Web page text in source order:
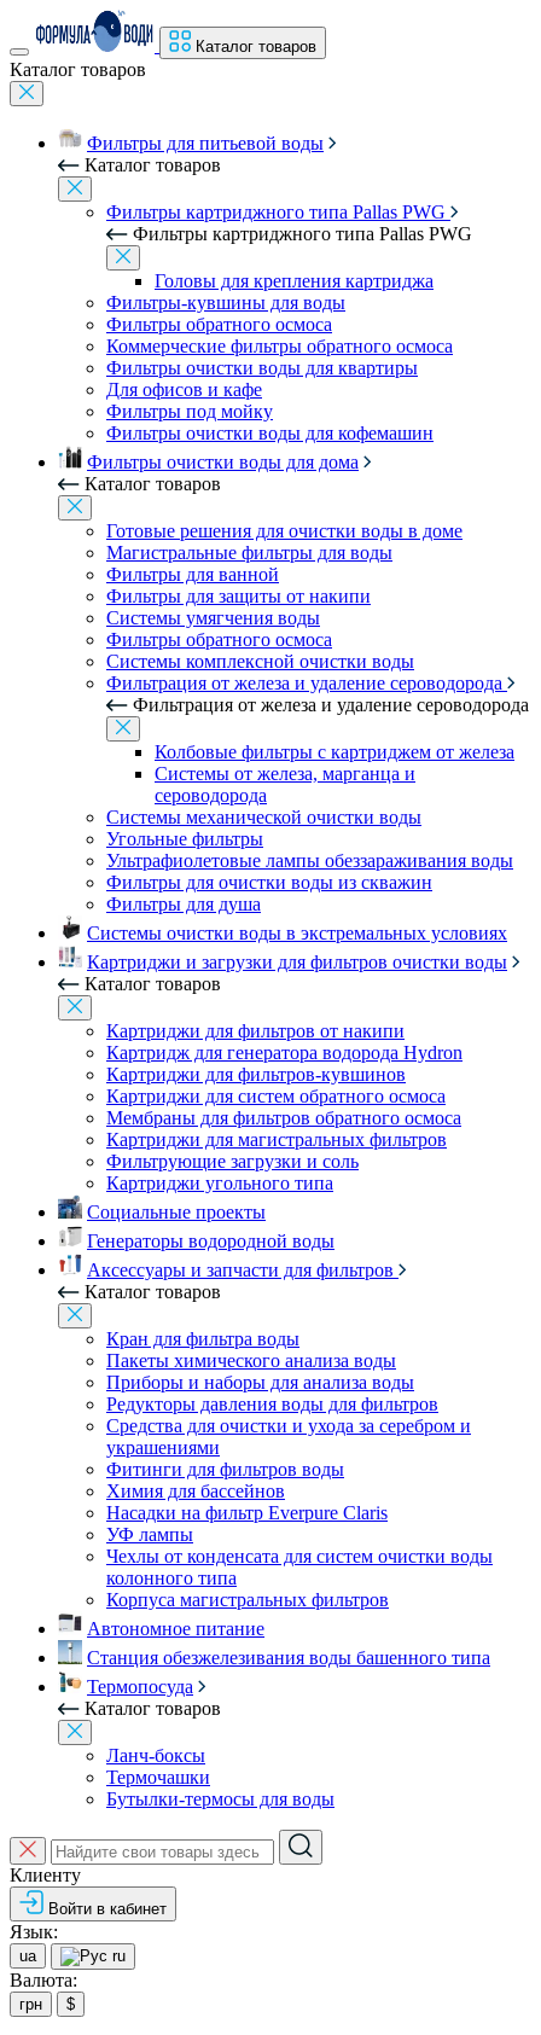
Каталог товаров
Каталог товаров
Фильтры для питьевой воды
Каталог товаров
Фильтры картриджного типа Pallas PWG
Фильтры картриджного типа Pallas PWG
Головы для крепления картриджа
Фильтры-кувшины для воды
Фильтры обратного осмоса
Коммерческие фильтры обратного осмоса
Фильтры очистки воды для квартиры
Для офисов и кафе
Фильтры под мойку
Фильтры очистки воды для кофемашин
Фильтры очистки воды для дома
Каталог товаров
Готовые решения для очистки воды в доме
Магистральные фильтры для воды
Фильтры для ванной
Фильтры для защиты от накипи
Системы умягчения воды
Фильтры обратного осмоса
Системы комплексной очистки воды
Фильтрация от железа и удаление сероводорода
Фильтрация от железа и удаление сероводорода
Колбовые фильтры с картриджем от железа
Системы от железа, марганца и
сероводорода
Системы механической очистки воды
Угольные фильтры
Ультрафиолетовые лампы обеззараживания воды
Фильтры для очистки воды из скважин
Фильтры для душа
Системы очистки воды в экстремальных условиях
Картриджи и загрузки для фильтров очистки воды
Каталог товаров
Картриджи для фильтров от накипи
Картридж для генератора водорода Hydron
Картриджи для фильтров-кувшинов
Картриджи для систем обратного осмоса
Мембраны для фильтров обратного осмоса
Картриджи для магистральных фильтров
Фильтрующие загрузки и соль
Картриджи угольного типа
Социальные проекты
Генераторы водородной воды
Аксессуары и запчасти для фильтров
Каталог товаров
Кран для фильтра воды
Пакеты химического анализа воды
Приборы и наборы для анализа воды
Редукторы давления воды для фильтров
Средства для очистки и ухода за серебром и
украшениями
Фитинги для фильтров воды
Химия для бассейнов
Насадки на фильтр Everpure Claris
УФ лампы
Чехлы от конденсата для систем очистки воды
колонного типа
Корпуса магистральных фильтров
Автономное питание
Станция обезжелезивания воды башенного типа
Термопосуда
Каталог товаров
Ланч-боксы
Термочашки
Бутылки-термосы для воды
Клиенту
Войти в кабинет
Язык:
ua ru
Валюта:
грн $